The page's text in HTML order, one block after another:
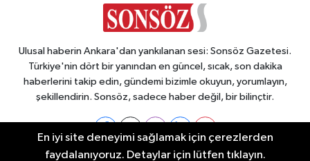
Ulusal haberin Ankara'dan yankılanan sesi: Sonsöz Gazetesi.
Türkiye'nin dört bir yanından en güncel, sıcak, son dakika
haberlerini takip edin, gündemi bizimle okuyun, yorumlayın,
şekillendirin. Sonsöz, sadece haber değil, bir bilinçtir.
En iyi site deneyimi sağlamak için çerezlerden
faydalanıyoruz. Detaylar için lütfen tıklayın.